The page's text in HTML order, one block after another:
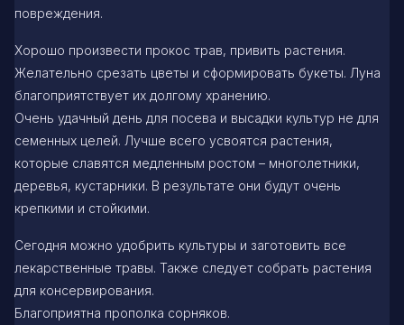
повреждения.
Хорошо произвести прокос трав, привить растения.
Желательно срезать цветы и сформировать букеты. Луна
благоприятствует их долгому хранению.
Очень удачный день для посева и высадки культур не для
семенных целей. Лучше всего усвоятся растения,
которые славятся медленным ростом – многолетники,
деревья, кустарники. В результате они будут очень
крепкими и стойкими.
Сегодня можно удобрить культуры и заготовить все
лекарственные травы. Также следует собрать растения
для консервирования.
Благоприятна прополка сорняков.